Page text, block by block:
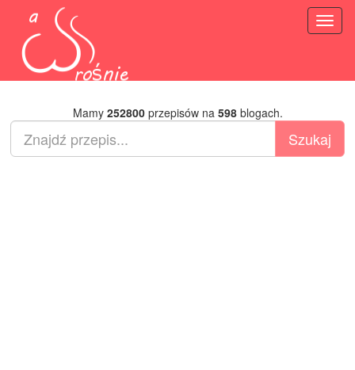
Mamy 252800przepisów na 598blogach.